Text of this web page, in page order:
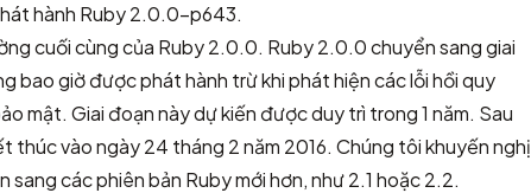
hành Ruby 2.0.0-p643.
cuối cùng của Ruby 2.0.0. Ruby 2.0.0 chuyển sang giai
bao giờ được phát hành trừ khi phát hiện các lỗi hồi quy
mật. Giai đoạn này dự kiến được duy trì trong 1 năm. Sau
thúc vào ngày 24 tháng 2 năm 2016. Chúng tôi khuyến nghị
các phiên bản Ruby mới hơn, như 2.1 hoặc 2.2.